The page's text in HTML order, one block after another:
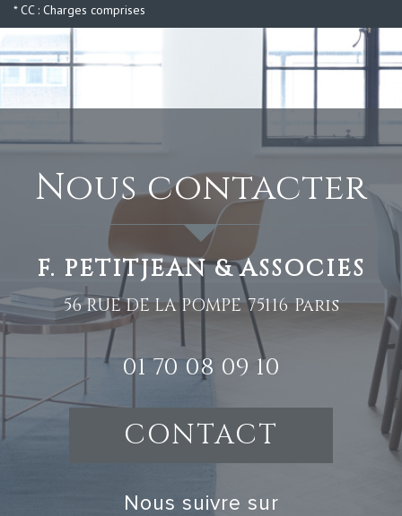
* CC : Charges comprises
nous contacter
F. PETITJEAN & ASSOCIES
56 RUE DE LA POMPE 75116 Paris
01 70 08 09 10
CONTACT
nous suivre sur